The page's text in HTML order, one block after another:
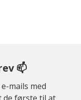
📫
mails med